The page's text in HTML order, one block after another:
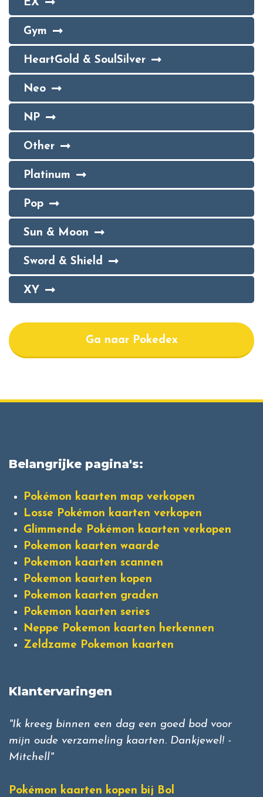
EX
Gym
HeartGold & SoulSilver
Neo
NP
Other
Platinum
Pop
Sun & Moon
Sword & Shield
XY
Ga naar Pokedex
Belangrijke pagina's:
Pokémon kaarten map verkopen
Losse Pokémon kaarten verkopen
Glimmende Pokémon kaarten verkopen
Pokemon kaarten waarde
Pokemon kaarten scannen
Pokemon kaarten kopen
Pokemon kaarten graden
Pokemon kaarten series
Neppe Pokemon kaarten herkennen
Zeldzame Pokemon kaarten
Klantervaringen
"Ik kreeg binnen een dag een goed bod voor
mijn oude verzameling kaarten. Dankjewel! -
Mitchell"
Pokémon kaarten kopen bij Bol